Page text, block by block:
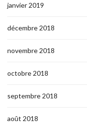
janvier 2019
décembre 2018
novembre 2018
octobre 2018
septembre 2018
août 2018